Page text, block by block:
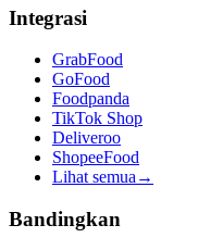
Integrasi
GrabFood
GoFood
Foodpanda
TikTok Shop
Deliveroo
ShopeeFood
Lihat semua→
Bandingkan